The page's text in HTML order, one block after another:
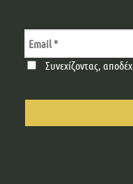
Συνεχίζοντας,